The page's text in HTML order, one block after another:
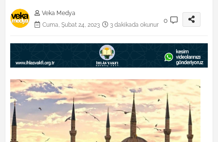
Veka Medya
Cuma, Şubat 24, 2023
3 dakikada okunur
0